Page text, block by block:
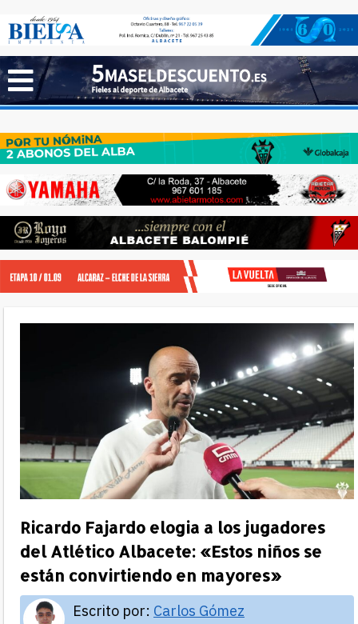
Ricardo Fajardo elogia a los jugadores
del Atlético Albacete: «Estos niños se
están convirtiendo en mayores»
Escrito por: Carlos Gómez